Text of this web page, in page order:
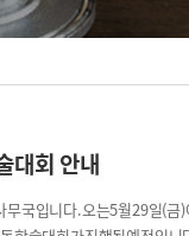
대회 안내
국입니다.오는5월29일(금